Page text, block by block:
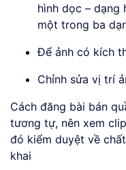
hình dọc – dạng
một trong ba
Để ảnh có kích
Chỉnh sửa vị trí
Cách đăng bài bán
tương tự, nên xem
đó kiểm duyệt về
khai